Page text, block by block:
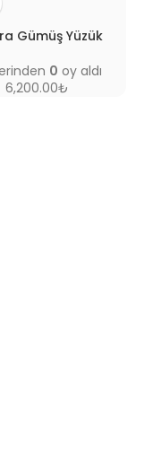
Gümüş Yüzük
0 oy aldı
6,200.00₺